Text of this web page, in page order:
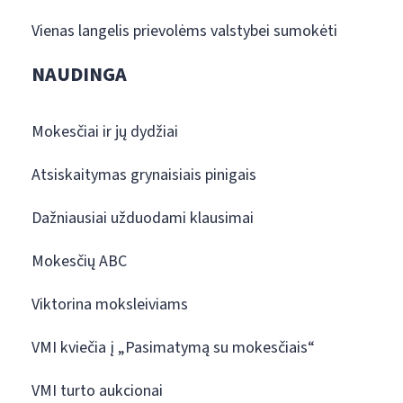
Vienas langelis prievolėms valstybei sumokėti
NAUDINGA
Mokesčiai ir jų dydžiai
Atsiskaitymas grynaisiais pinigais
Dažniausiai užduodami klausimai
Mokesčių ABC
Viktorina moksleiviams
VMI kviečia į „Pasimatymą su mokesčiais“
VMI turto aukcionai